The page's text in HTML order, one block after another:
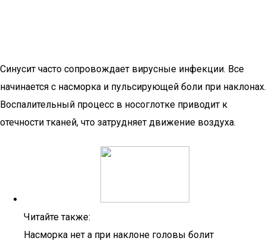
Синусит часто сопровождает вирусные инфекции. Все
начинается с насморка и пульсирующей боли при наклонах.
Воспалительный процесс в носоглотке приводит к
отечности тканей, что затрудняет движение воздуха.
Читайте также:
Насморка нет а при наклоне головы болит